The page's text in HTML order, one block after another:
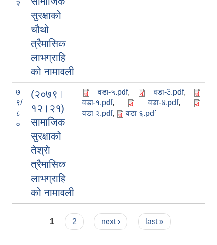
२
सुरक्षाको
चौथो
त्रैमासिक
लाभग्राहि
को नामावली
७
९/
८
०
(२०७९।
१२।२१)
सामाजिक
सुरक्षाको
तेश्रो
त्रैमासिक
लाभग्राहि
को नामावली
वडा-५.pdf, वडा-3.pdf,
वडा-१.pdf, वडा-४.pdf,
वडा-२.pdf, वडा-६.pdf
Pages
1 2 next › last »